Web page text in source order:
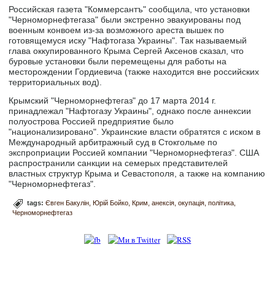
Российская газета "Коммерсантъ" сообщила, что установки
"Черноморнефтегаза" были экстренно эвакуированы под
военным конвоем из-за возможного ареста вышек по
готовящемуся иску "Нафтогаза Украины". Так называемый
глава оккупированного Крыма Сергей Аксенов сказал, что
буровые установки были перемещены для работы на
месторождении Гордиевича (также находится вне российских
территориальных вод).
Крымский "Черноморнефтегаз" до 17 марта 2014 г.
принадлежал "Нафтогазу Украины", однако после аннексии
полуострова Россией предприятие было
"национализировано". Украинские власти обратятся с иском в
Международный арбитражный суд в Стокгольме по
экспроприации Россией компании "Черноморнефтегаз". США
распространили санкции на семерых представителей
властных структур Крыма и Севастополя, а также на компанию
"Черноморнефтегаз".
tags:Євген Бакулін Юрій Бойко Крим анексія окупація політика
Черноморнефтегаз